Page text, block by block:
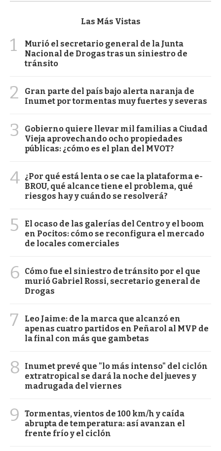
Las Más Vistas
1
Murió el secretario general de la Junta
Nacional de Drogas tras un siniestro de
tránsito
2
Gran parte del país bajo alerta naranja de
Inumet por tormentas muy fuertes y severas
3
Gobierno quiere llevar mil familias a Ciudad
Vieja aprovechando ocho propiedades
públicas: ¿cómo es el plan del MVOT?
4 ¿Por qué está lenta o se cae la plataforma e-
BROU, qué alcance tiene el problema, qué
riesgos hay y cuándo se resolverá?
5
El ocaso de las galerías del Centro y el boom
en Pocitos: cómo se reconfigura el mercado
de locales comerciales
6
Cómo fue el siniestro de tránsito por el que
murió Gabriel Rossi, secretario general de
Drogas
7
Leo Jaime: de la marca que alcanzó en
apenas cuatro partidos en Peñarol al MVP de
la final con más que gambetas
8
Inumet prevé que "lo más intenso" del ciclón
extratropical se dará la noche del jueves y
madrugada del viernes
9
Tormentas, vientos de 100 km/h y caída
abrupta de temperatura: así avanzan el
frente frío y el ciclón